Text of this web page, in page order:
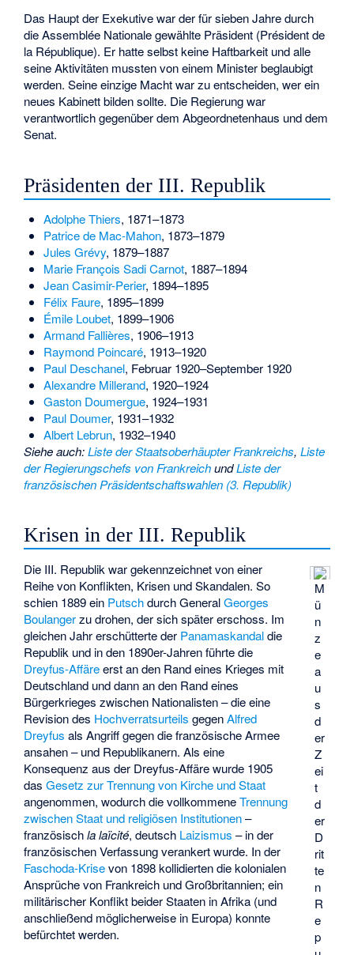
Das Haupt der Exekutive war der für sieben Jahre durch
die Assemblée Nationale gewählte Präsident (Président de
la République). Er hatte selbst keine Haftbarkeit und alle
seine Aktivitäten mussten von einem Minister beglaubigt
werden. Seine einzige Macht war zu entscheiden, wer ein
neues Kabinett bilden sollte. Die Regierung war
verantwortlich gegenüber dem Abgeordnetenhaus und dem
Senat.
Präsidenten der III. Republik
Adolphe Thiers, 1871–1873
Patrice de Mac-Mahon, 1873–1879
Jules Grévy, 1879–1887
Marie François Sadi Carnot, 1887–1894
Jean Casimir-Perier, 1894–1895
Félix Faure, 1895–1899
Émile Loubet, 1899–1906
Armand Fallières, 1906–1913
Raymond Poincaré, 1913–1920
Paul Deschanel, Februar 1920–September 1920
Alexandre Millerand, 1920–1924
Gaston Doumergue, 1924–1931
Paul Doumer, 1931–1932
Albert Lebrun, 1932–1940
Siehe auch:Liste der Staatsoberhäupter Frankreichs,Liste
der Regierungschefs von FrankreichundListe der
französischen Präsidentschaftswahlen (3. Republik)
Krisen in der III. Republik
M
ü
n
z
e
a
u
s
d
er
Z
ei
t
d
er
D
rit
te
n
R
e
p
Die III. Republik war gekennzeichnet von einer
Reihe von Konflikten, Krisen und Skandalen. So
schien 1889 ein Putschdurch GeneralGeorges
Boulangerzu drohen, der sich später erschoss. Im
gleichen Jahr erschütterte der Panamaskandaldie
Republik und in den 1890er-Jahren führte die
Dreyfus-Affäreerst an den Rand eines Krieges mit
Deutschland und dann an den Rand eines
Bürgerkrieges zwischen Nationalisten – die eine
Revision des Hochverratsurteils gegenAlfred
Dreyfus als Angriff gegen die französische Armee
ansahen – und Republikanern. Als eine
Konsequenz aus der Dreyfus-Affäre wurde 1905
dasGesetz zur Trennung von Kirche und Staat
angenommen, wodurch die vollkommeneTrennung
zwischen Staat und religiösen Institutionen–
französischla laïcité, deutsch Laizismus – in der
französischen Verfassungverankert wurde. In der
Faschoda-Krisevon 1898 kollidierten die kolonialen
Ansprüche von Frankreich und Großbritannien; ein
militärischer Konflikt beider Staaten in Afrika (und
anschließend möglicherweise in Europa) konnte
befürchtet werden.